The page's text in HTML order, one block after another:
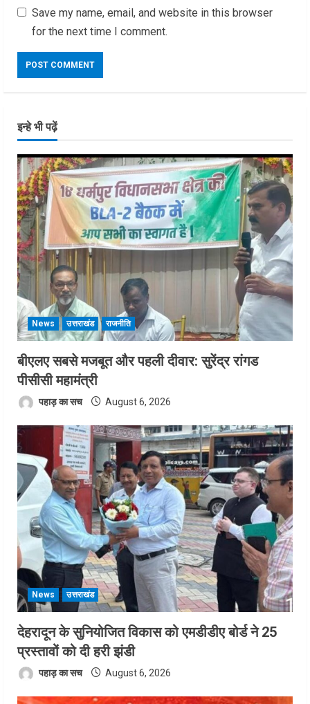
Save my name, email, and website in this browser
for the next time I comment.
इन्हे भी पढ़ें
News उत्तराखंड राजनीति
बीएलए सबसे मजबूत और पहली दीवार: सुरेंद्र रांगड
पीसीसी महामंत्री
पहाड़ का सच August 6, 2026
News उत्तराखंड
देहरादून के सुनियोजित विकास को एमडीडीए बोर्ड ने 25
प्रस्तावों को दी हरी झंडी
पहाड़ का सच August 6, 2026